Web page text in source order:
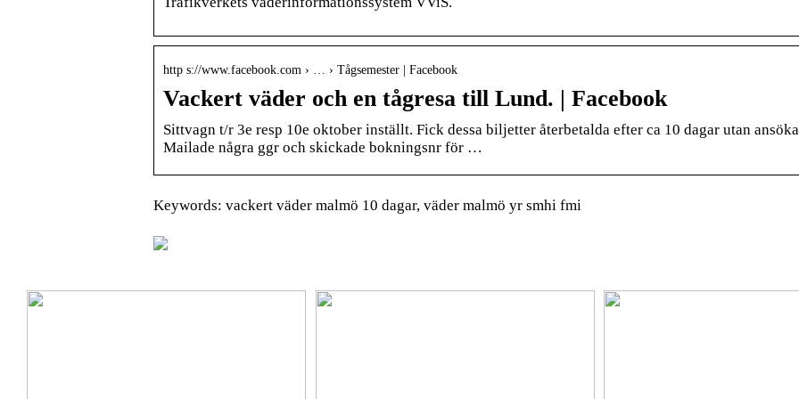
http s://www.facebook.com › … › Tågsemester | Facebook
Vackert väder och en tågresa till Lund. | Facebook
Sittvagn t/r 3e resp 10e oktober inställt. Fick dessa biljetter återbetalda efter ca 10 dagar utan
Mailade några ggr och skickade bokningsnr för …
Keywords: vackert väder malmö 10 dagar, väder malmö yr smhi fmi